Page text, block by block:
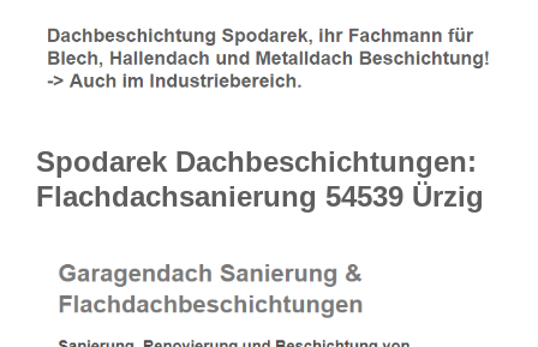
Spodarek Dachbeschichtungen:
Flachdachsanierung 54539 Ürzig